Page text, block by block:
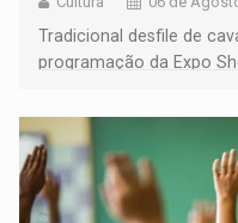
Tradicional desfile de
programação da Expo